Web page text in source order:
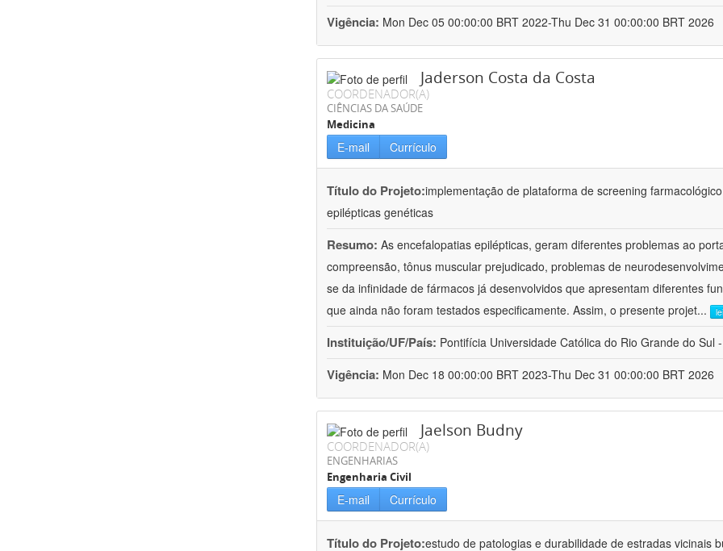
Vigência: Mon Dec 05 00:00:00 BRT 2022-Thu Dec 31 00:00:00 BRT 2026
Jaderson Costa da Costa
COORDENADOR(A)
CIÊNCIAS DA SAÚDE
Medicina
E-mail Currículo
Título do Projeto:implementação de plataforma de screening
epilépticas genéticas
Resumo: As encefalopatias epilépticas, geram diferentes problemas ao
compreensão, tônus muscular prejudicado, problemas de
se da infinidade de fármacos já desenvolvidos que apresentam diferentes
que ainda não foram testados especificamente. Assim, o presente projet...
Instituição/UF/País: Pontifícia Universidade Católica do Rio Grande do Sul
Vigência: Mon Dec 18 00:00:00 BRT 2023-Thu Dec 31 00:00:00 BRT 2026
Jaelson Budny
COORDENADOR(A)
ENGENHARIAS
Engenharia Civil
E-mail Currículo
Título do Projeto:estudo de patologias e durabilidade de estradas vicinais